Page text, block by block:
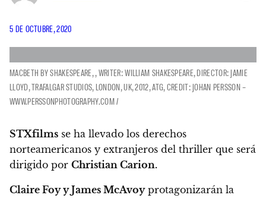
5 DE OCTUBRE, 2020
MACBETH BY SHAKESPEARE, , WRITER: WILLIAM SHAKESPEARE, DIRECTOR: JAMIE
LLOYD, TRAFALGAR STUDIOS, LONDON, UK, 2012, ATG, CREDIT: JOHAN PERSSON –
WWW.PERSSONPHOTOGRAPHY.COM /
STXfilms se ha llevado los derechos
norteamericanos y extranjeros del thriller que será
dirigido por Christian Carion.
Claire Foy y James McAvoyprotagonizarán la